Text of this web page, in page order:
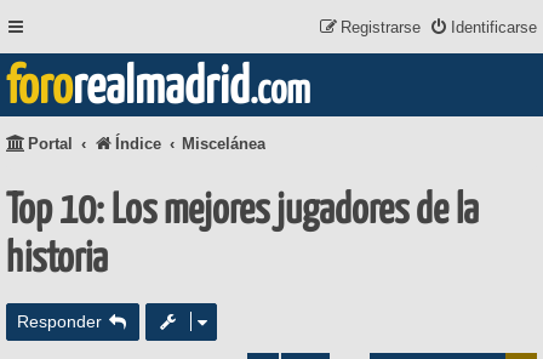
Identificarse
Registrarse
fororealmadrid.com
Portal Índice Miscelánea
Top 10: Los mejores jugadores de la
historia
Responder